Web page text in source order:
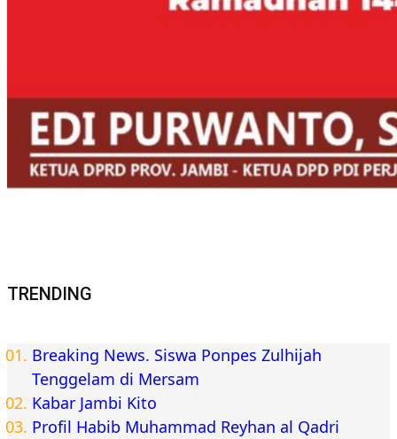
TRENDING
Breaking News. Siswa Ponpes Zulhijah
Tenggelam di Mersam
Kabar Jambi Kito
Profil Habib Muhammad Reyhan al Qadri